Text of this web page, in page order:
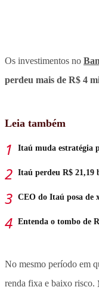
Os investimentos no
perdeu mais de R$ 4
Leia também
Itaú muda estratégia
Itaú perdeu R$ 21,19
CEO do Itaú posa de
Entenda o tombo de
No mesmo período em
renda fixa e baixo risco.